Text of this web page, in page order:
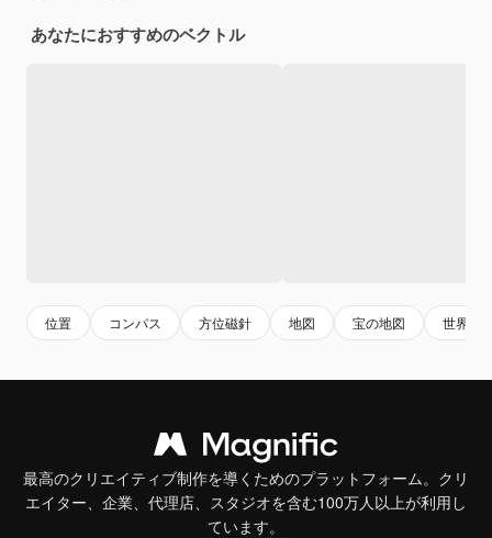
あなたにおすすめのベクトル
位置 コンパス 方位磁針 地図 宝の地図 世界地
最高のクリエイティブ制作を導くためのプラットフォーム。クリ
エイター、企業、代理店、スタジオを含む100万人以上が利用し
ています。